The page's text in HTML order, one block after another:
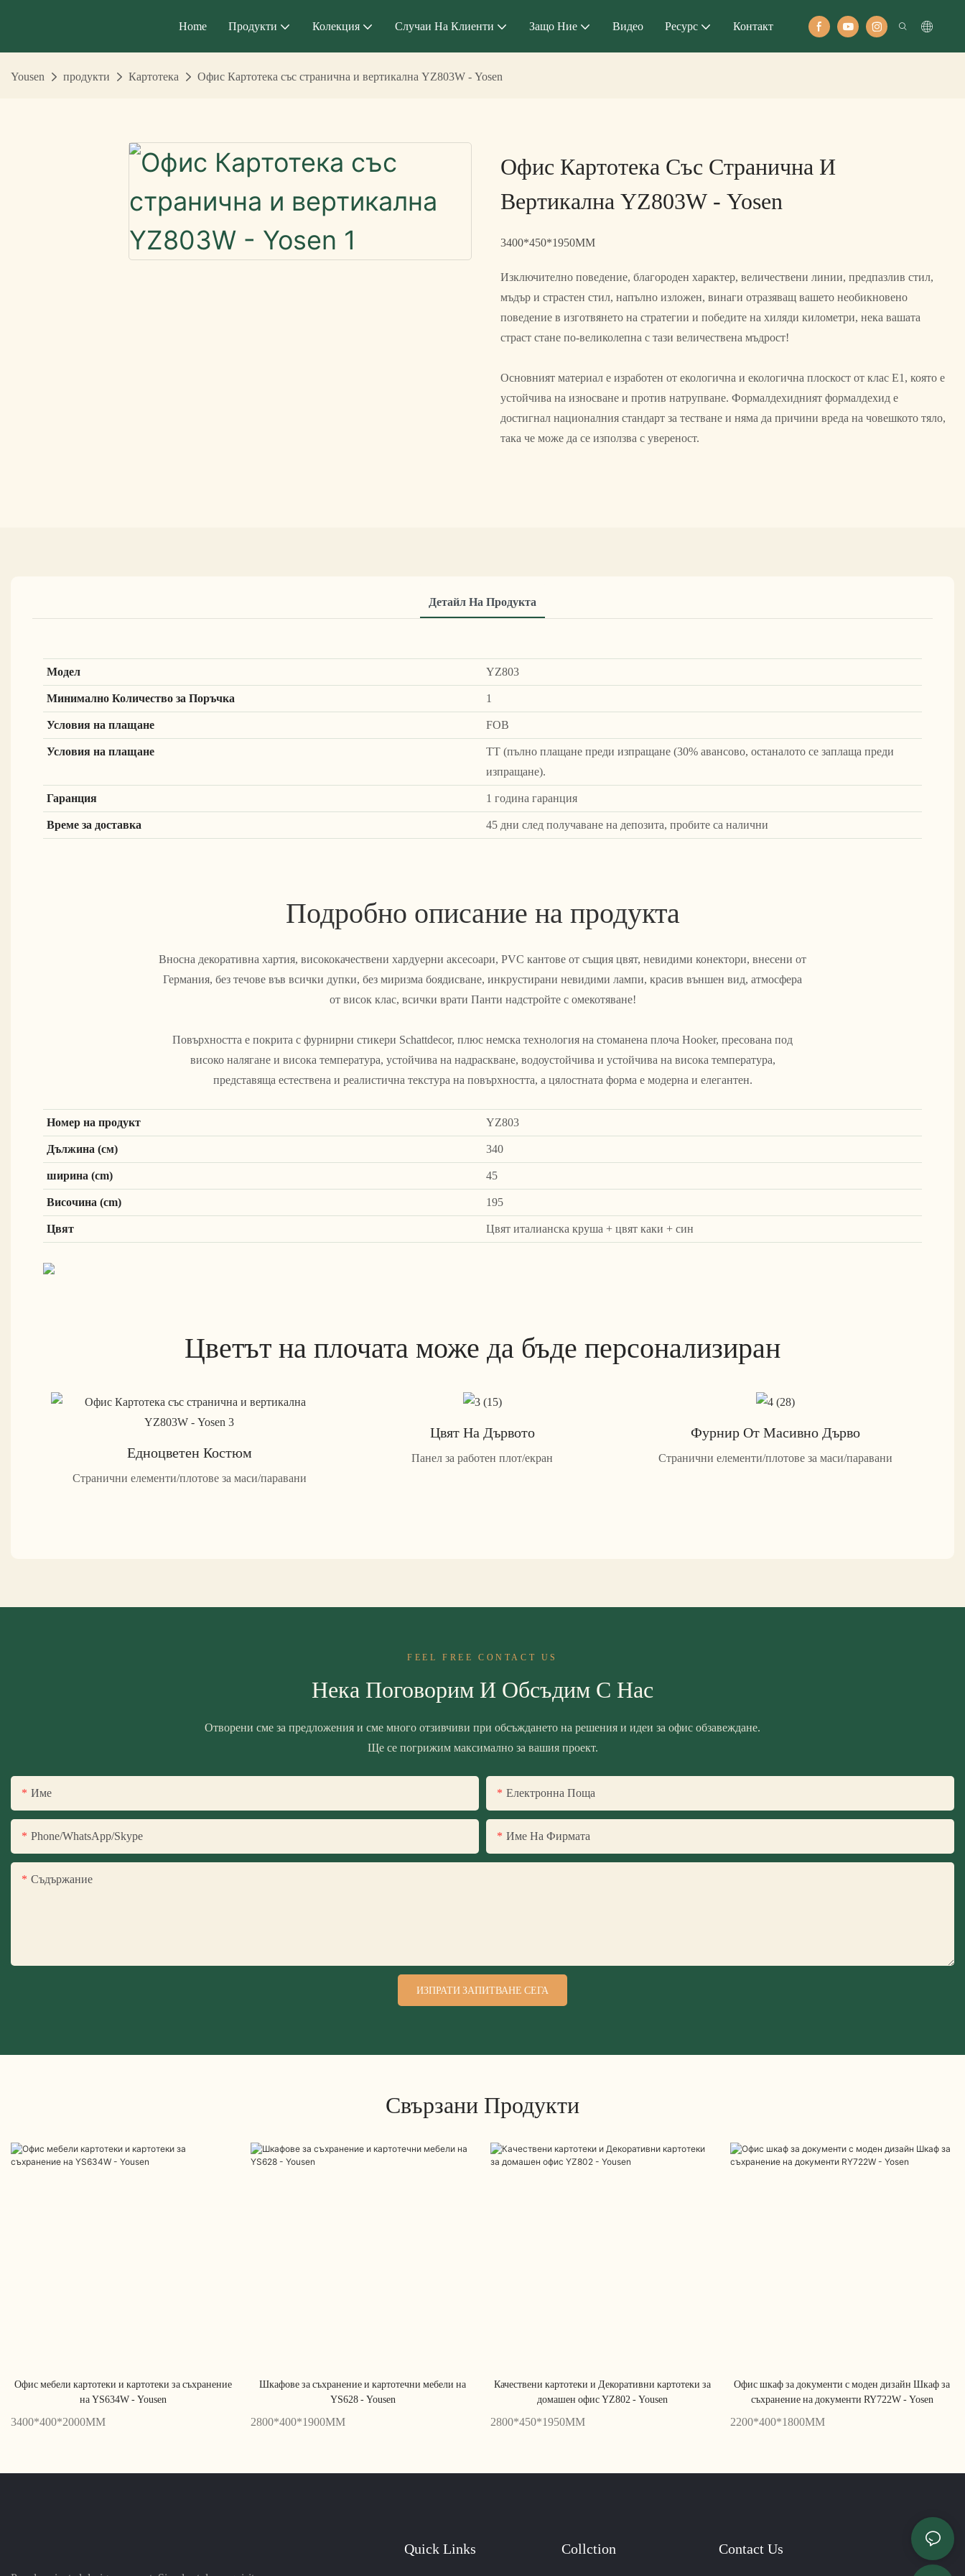
Home Продукти Колекция Случаи На Клиенти Защо Ние Видео Ресурс Контакт
Yousen продукти Картотека Офис Картотека със странична и вертикална YZ803W - Yosen
Офис Картотека Със Странична И
Вертикална YZ803W - Yosen
3400*450*1950MM
Изключително поведение, благороден характер, величествени линии, предпазлив стил,
мъдър и страстен стил, напълно изложен, винаги отразяващ вашето необикновено
поведение в изготвянето на стратегии и победите на хиляди километри, нека вашата
страст стане по-великолепна с тази величествена мъдрост!
Основният материал е изработен от екологична и екологична плоскост от клас E1, която е
устойчива на износване и против натрупване. Формалдехидният формалдехид е
достигнал националния стандарт за тестване и няма да причини вреда на човешкото тяло,
така че може да се използва с увереност.
Детайл На Продукта
Модел
YZ803
Минимално Количество за Поръчка
1
Условия на плащане
FOB
Условия на плащане
TT (пълно плащане преди изпращане (30% авансово, останалото се заплаща преди
изпращане).
Гаранция
1 година гаранция
Време за доставка
45 дни след получаване на депозита, пробите са налични
Подробно описание на продукта
Вносна декоративна хартия, висококачествени хардуерни аксесоари, PVC кантове от същия цвят, невидими конектори, внесени от
Германия, без течове във всички дупки, без миризма боядисване, инкрустирани невидими лампи, красив външен вид, атмосфера
от висок клас, всички врати Панти надстройте с омекотяване!
Повърхността е покрита с фурнирни стикери Schattdecor, плюс немска технология на стоманена плоча Hooker, пресована под
високо налягане и висока температура, устойчива на надраскване, водоустойчива и устойчива на висока температура,
представяща естествена и реалистична текстура на повърхността, а цялостната форма е модерна и елегантен.
Номер на продукт
YZ803
Дължина (см)
340
ширина (cm)
45
Височина (cm)
195
Цвят
Цвят италианска круша + цвят каки + син
Цветът на плочата може да бъде персонализиран
Едноцветен Костюм
Странични елементи/плотове за маси/паравани
Цвят На Дървото
Панел за работен плот/екран
Фурнир От Масивно Дърво
Странични елементи/плотове за маси/паравани
FEEL FREE CONTACT US
Нека Поговорим И Обсъдим С Нас
Отворени сме за предложения и сме много отзивчиви при обсъждането на решения и идеи за офис обзавеждане.
Ще се погрижим максимално за вашия проект.
Име Електронна Поща
Phone/WhatsApp/Skype Име На Фирмата
Съдържание
ИЗПРАТИ ЗАПИТВАНЕ СЕГА
Свързани Продукти
Офис мебели картотеки и картотеки за съхранение
на YS634W - Yousen
3400*400*2000MM
Шкафове за съхранение и картотечни мебели на
YS628 - Yousen
2800*400*1900MM
Качествени картотеки и Декоративни картотеки за
домашен офис YZ802 - Yousen
2800*450*1950MM
Офис шкаф за документи с моден дизайн Шкаф за
съхранение на документи RY722W - Yosen
2200*400*1800MM
Quick Links Collction Contact Us